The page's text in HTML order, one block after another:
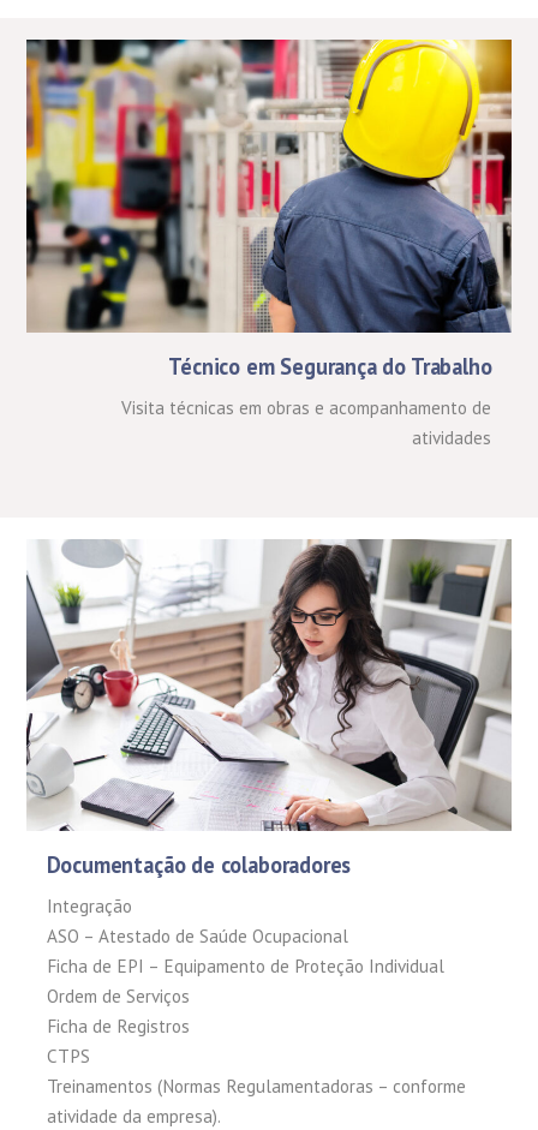
Técnico em Segurança do Trabalho
Visita técnicas em obras e acompanhamento de
atividades
Documentação de colaboradores
Integração
ASO – Atestado de Saúde Ocupacional
Ficha de EPI – Equipamento de Proteção Individual
Ordem de Serviços
Ficha de Registros
CTPS
Treinamentos (Normas Regulamentadoras – conforme
atividade da empresa).